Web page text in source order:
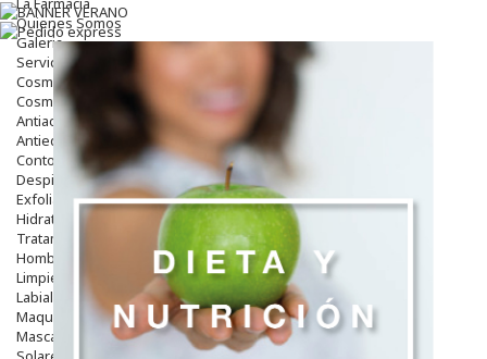
Quienes Somos
Galeria
Servicios
Cosmética
Cosmética Facial
Antiacné
Antiedad
Contorno De Ojos
Despigmentantes
Exfoliantes
Hidratantes
Tratamientos De Noche
Hombre
Limpieza
Labiales
Maquillajes Y Color
Mascarillas